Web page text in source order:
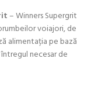
– Winners Supergrit
voiajori, de
alimentația pe bază
necesar de